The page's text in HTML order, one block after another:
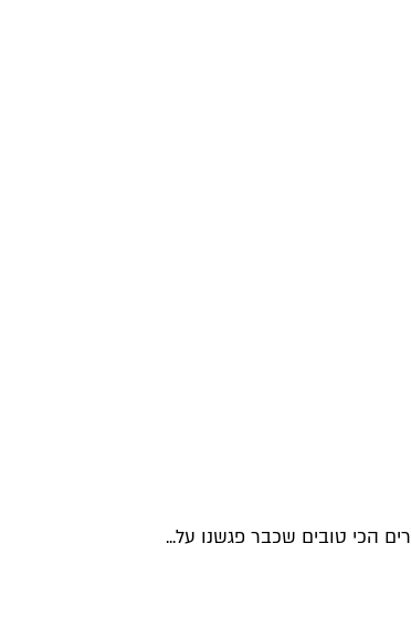
הכי טובים שכבר פגשנו על...